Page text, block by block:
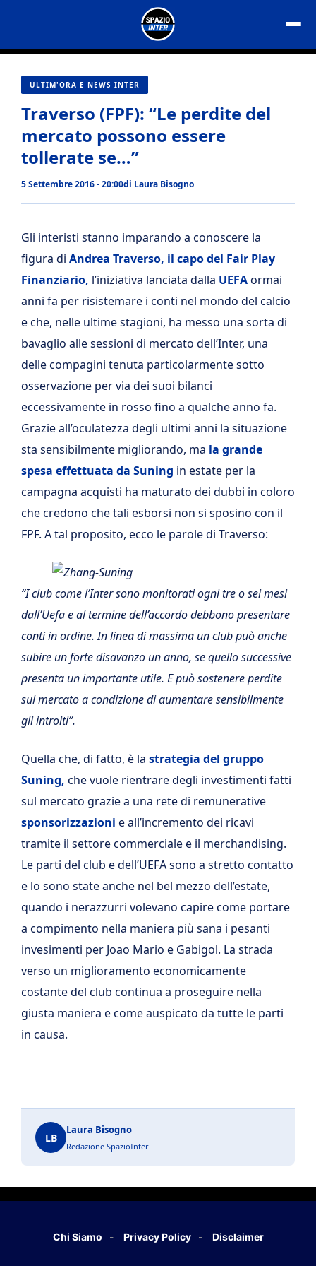
contenuto
ULTIM'ORA E NEWS INTER
Traverso (FPF): “Le perdite del
mercato possono essere
tollerate se…”
5 Settembre 2016 - 20:00di Laura Bisogno
Gli interisti stanno imparando a conoscere la
figura di Andrea Traverso, il capo del Fair Play
Finanziario, l’iniziativa lanciata dalla UEFAormai
anni fa per risistemare i conti nel mondo del calcio
e che, nelle ultime stagioni, ha messo una sorta di
bavaglio alle sessioni di mercato dell’Inter, una
delle compagini tenuta particolarmente sotto
osservazione per via dei suoi bilanci
eccessivamente in rosso fino a qualche anno fa.
Grazie all’oculatezza degli ultimi anni la situazione
sta sensibilmente migliorando, ma la grande
spesa effettuata da Suning in estate per la
campagna acquisti ha maturato dei dubbi in coloro
che credono che tali esborsi non si sposino con il
FPF. A tal proposito, ecco le parole di Traverso:
“I club come l’Inter sono monitorati ogni tre o sei mesi
dall’Uefa e al termine dell’accordo debbono presentare
conti in ordine. In linea di massima un club può anche
subire un forte disavanzo un anno, se quello successive
presenta un importante utile. E può sostenere perdite
sul mercato a condizione di aumentare sensibilmente
gli introiti”.
Quella che, di fatto, è la strategia del gruppo
Suning, che vuole rientrare degli investimenti fatti
sul mercato grazie a una rete di remunerative
sponsorizzazioni e all’incremento dei ricavi
tramite il settore commerciale e il merchandising.
Le parti del club e dell’UEFA sono a stretto contatto
e lo sono state anche nel bel mezzo dell’estate,
quando i nerazzurri volevano capire come portare
a compimento nella maniera più sana i pesanti
invesimenti per Joao Mario e Gabigol. La strada
verso un miglioramento economicamente
costante del club continua a proseguire nella
giusta maniera e come auspicato da tutte le parti
in causa.
LB
Laura Bisogno
Redazione SpazioInter
Chi Siamo Privacy Policy Disclaimer